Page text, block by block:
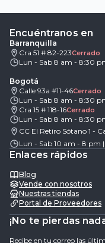
Encuéntranos en
Barranquilla
Cra 51 # 82-223Cerrado
Lun - Sab 8 am - 8:30
Bogotá
Calle 93a #11-46Cerrado
Lun - Sab 8 am - 8:30
Cra 15 # 118-16Cerrado
Lun - Sab 8 am - 8:30
CC El Retiro Sótano 1 -
Lun - Sab 10 am - 8 pm
Enlaces rápidos
Blog
Vende con nosotros
Nuestras tiendas
Portal de Proveedores
¡No te pierdas
Recibe en tu correo las